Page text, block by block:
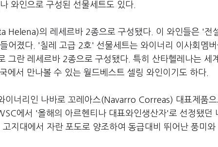
와인으로 구성된 선물세트도 있다.
Helena)의 레세르바 2종으로 구성됐다. 이 와인들은 '전
어졌다. '칠레 고급 2호' 선물세트는 와이너리 이사회멤
그란 레세르바 2종으로 구성됐다. 특히 산타헬레나는 세
서 만나볼 수 있는 월드베스트 셀링 와인이기도 하다.
이너리인 나바로 꼬레아스(Navarro Correas) 대표제품
에서 '올해의 아르헨티나 대표와인생산자'로 선정됐던
지대에서 자란 포도로 양조하여 동급대비 뛰어난 풍미와